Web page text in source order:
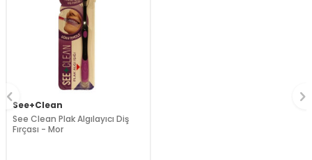
See+Clean
See Clean Plak Algılayıcı Diş
Fırçası - Mor